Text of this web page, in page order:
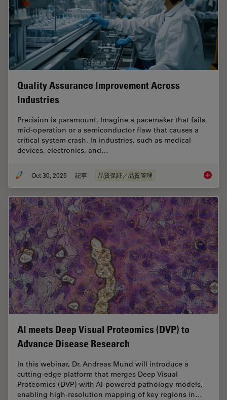
Quality Assurance Improvement Across
Industries
Precision is paramount. Imagine a pacemaker that fails
mid-operation or a semiconductor flaw that causes a
critical system crash. In industries, such as medical
devices, electronics, and…
Oct 30, 2025 記事 品質保証／品質管理 Quality
AI meets Deep Visual Proteomics (DVP) to
Advance Disease Research
In this webinar, Dr. Andreas Mund will introduce a
cutting-edge platform that merges Deep Visual
Proteomics (DVP) with AI-powered pathology models,
enabling high-resolution mapping of key regions in…